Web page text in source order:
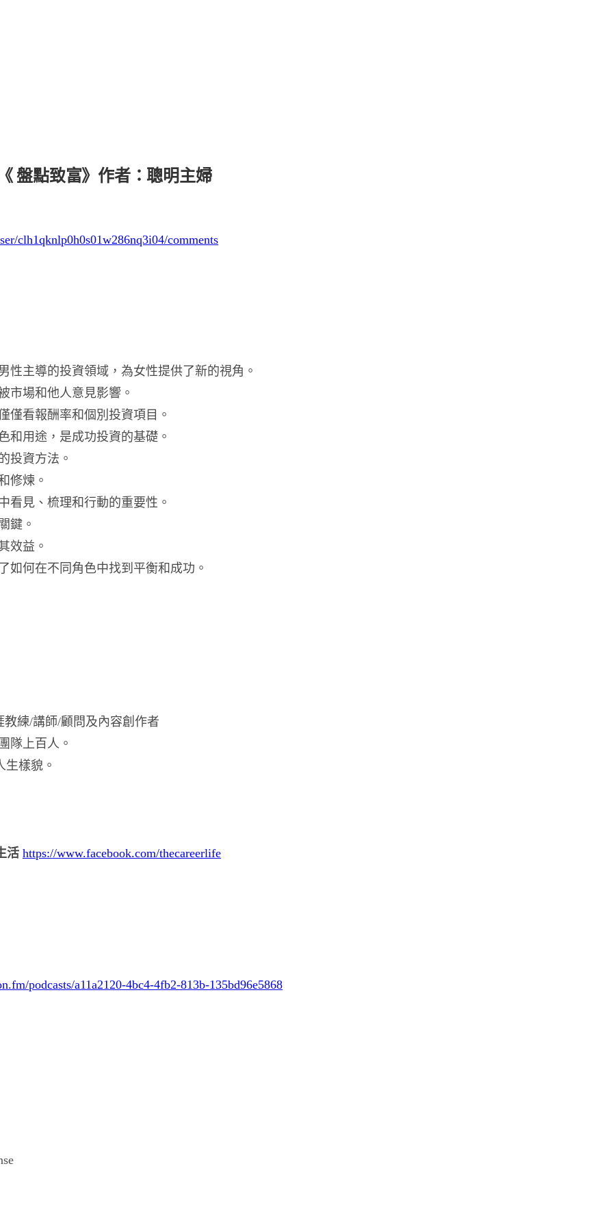
盤點致富》作者：聰明主婦
clh1qknlp0h0s01w286nq3i04/comments
主導的投資領域，為女性提供了新的視角。
市場和他人意見影響。
僅看報酬率和個別投資項目。
和用途，是成功投資的基礎。
投資方法。
修煉。
看見、梳理和行動的重要性。
鍵。
效益。
何在不同角色中找到平衡和成功。
練/講師/顧問及內容創作者
隊上百人。
樣貌。
活 https://www.facebook.com/thecareerlife
podcasts/a11a2120-4bc4-4fb2-813b-135bd96e5868